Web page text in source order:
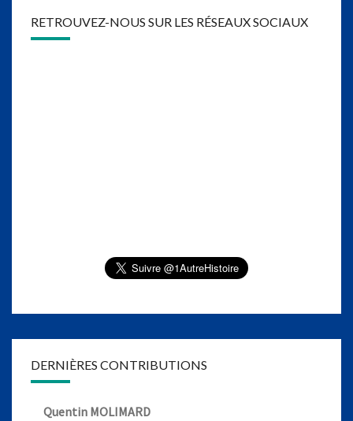
RETROUVEZ-NOUS SUR LES RÉSEAUX SOCIAUX
DERNIÈRES CONTRIBUTIONS
Quentin MOLIMARD